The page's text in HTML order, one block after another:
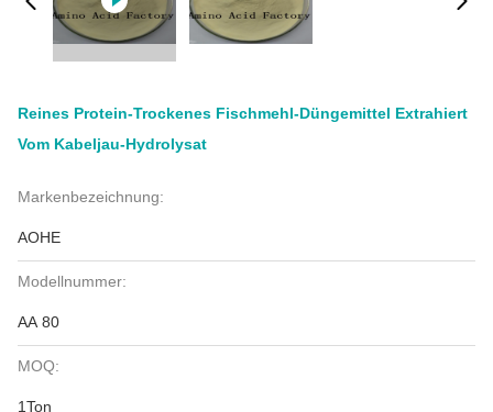
Reines Protein-Trockenes Fischmehl-Düngemittel Extrahiert
Vom Kabeljau-Hydrolysat
Markenbezeichnung:
AOHE
Modellnummer:
AA 80
MOQ:
1Ton